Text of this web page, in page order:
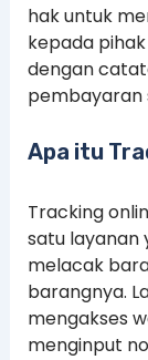
hak untuk
kepada
dengan
pembayaran
Apa itu
Tracking
satu layanan
melacak
barangnya.
mengakses
menginput